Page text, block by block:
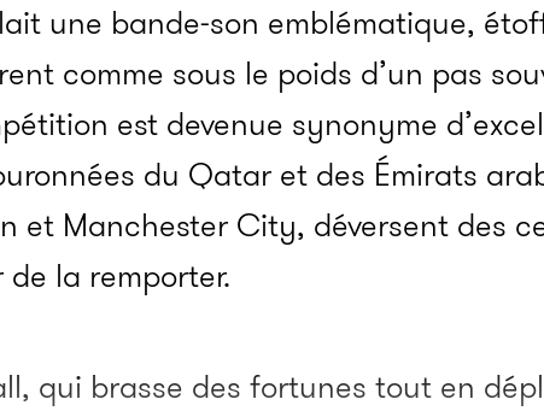
une bande-son emblématique,
comme sous le poids d’un pas
est devenue synonyme
du Qatar et des Émirats
et Manchester City, déversent des
la remporter.
qui brasse des fortunes tout en